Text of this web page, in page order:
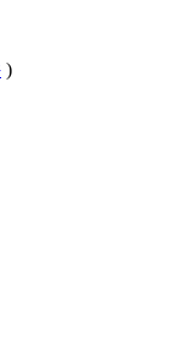
)